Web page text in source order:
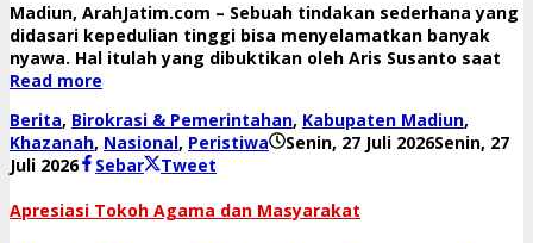
​Madiun, ArahJatim.com – Sebuah tindakan sederhana yang
didasari kepedulian tinggi bisa menyelamatkan banyak
nyawa. Hal itulah yang dibuktikan oleh Aris Susanto saat
Read more
Berita, Birokrasi & Pemerintahan, Kabupaten Madiun,
Khazanah, Nasional, Peristiwa Senin, 27 Juli 2026Senin, 27
Juli 2026olehSebar
Tweet
​Apresiasi Tokoh Agama dan Masyarakat